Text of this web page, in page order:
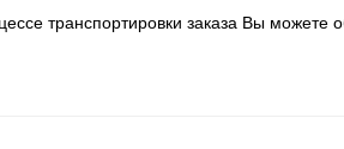
транспортировки заказа Вы можете